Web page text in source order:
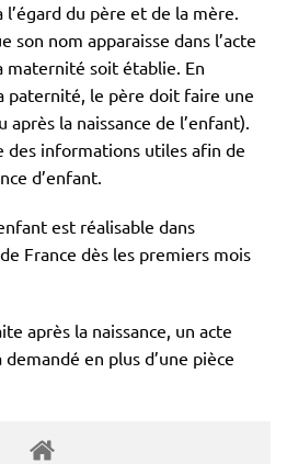
du père et de la mère.
son nom apparaisse dans l’acte
maternité soit établie. En
paternité, le père doit faire une
après la naissance de l’enfant).
des informations utiles afin de
d’enfant.
est réalisable dans
France dès les premiers mois
après la naissance, un acte
en plus d’une pièce